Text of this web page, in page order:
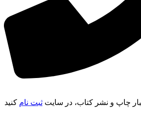
چاپ و نشر کتاب، در سایتثبت نام کنید